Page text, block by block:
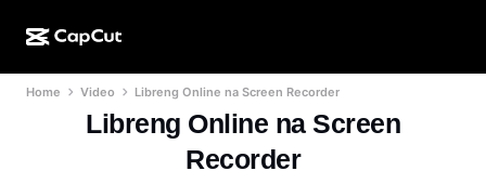
CapCut Desktop
Mga template para sa social media
Mga pang-holiday na template
Home Video Libreng Online na Screen Recorder
Libreng Online na Screen
Recorder